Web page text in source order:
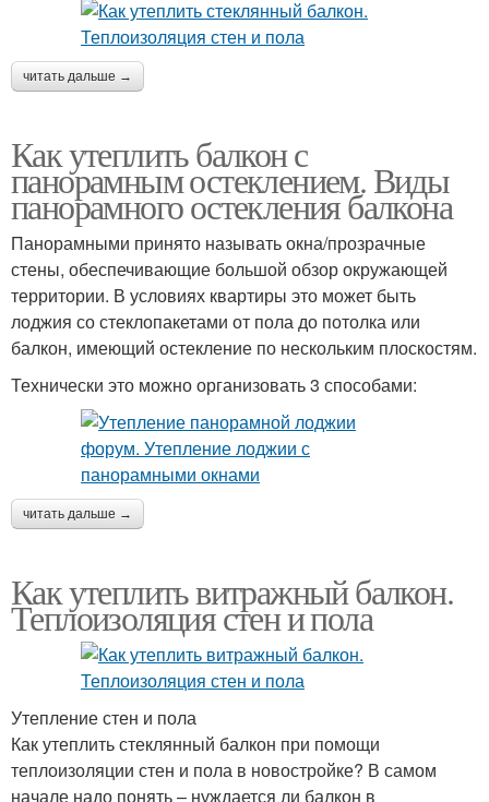
читать дальше →
Как утеплить балкон с
панорамным остеклением. Виды
панорамного остекления балкона
Панорамными принято называть окна/прозрачные
стены, обеспечивающие большой обзор окружающей
территории. В условиях квартиры это может быть
лоджия со стеклопакетами от пола до потолка или
балкон, имеющий остекление по нескольким плоскостям.
Технически это можно организовать 3 способами:
читать дальше →
Как утеплить витражный балкон.
Теплоизоляция стен и пола
Утепление стен и пола
Как утеплить стеклянный балкон при помощи
теплоизоляции стен и пола в новостройке? В самом
начале надо понять – нуждается ли балкон в